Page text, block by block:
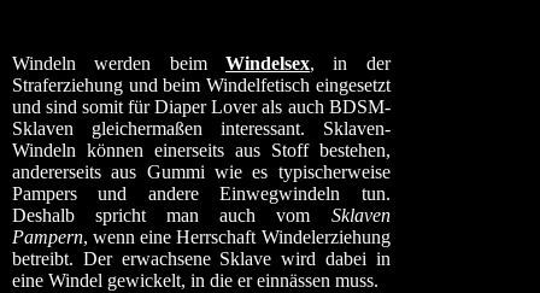
Windeln werden beim Windelsex, in der
Straferziehung und beim Windelfetisch eingesetzt
und sind somit für Diaper Lover als auch BDSM-
Sklaven gleichermaßen interessant. Sklaven-
Windeln können einerseits aus Stoff bestehen,
andererseits aus Gummi wie es typischerweise
Pampers und andere Einwegwindeln tun.
Deshalb spricht man auch vom Sklaven
Pampern, wenn eine Herrschaft Windelerziehung
betreibt. Der erwachsene Sklave wird dabei in
eine Windel gewickelt, in die er einnässen muss.